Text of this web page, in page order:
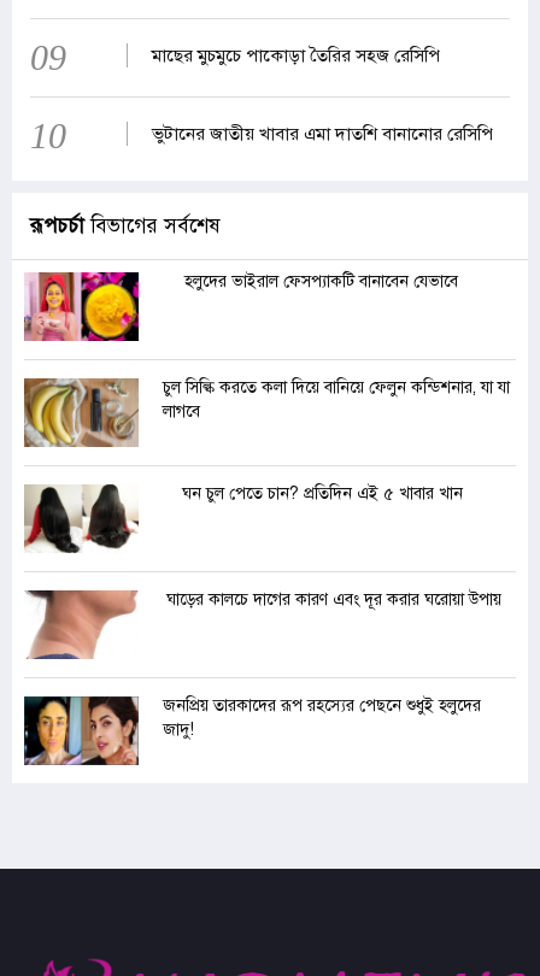
09 মাছের মুচমুচে পাকোড়া তৈরির সহজ রেসিপি
10 ভুটানের জাতীয় খাবার এমা দাতশি বানানোর রেসিপি
রূপচর্চাবিভাগের সর্বশেষ
হলুদের ভাইরাল ফেসপ্যাকটি বানাবেন যেভাবে
চুল সিল্কি করতে কলা দিয়ে বানিয়ে ফেলুন কন্ডিশনার, যা যা
লাগবে
ঘন চুল পেতে চান? প্রতিদিন এই ৫ খাবার খান
ঘাড়ের কালচে দাগের কারণ এবং দূর করার ঘরোয়া উপায়
জনপ্রিয় তারকাদের রূপ রহস্যের পেছনে শুধুই হলুদের
জাদু!